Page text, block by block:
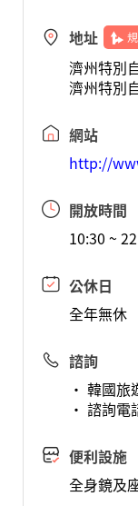
地址
濟州特別
濟州特別
網站
http://
開放時間
10:30 ~
公休日
全年無休
諮詢
• 韓國旅
• 諮詢電
便利設施
全身鏡及